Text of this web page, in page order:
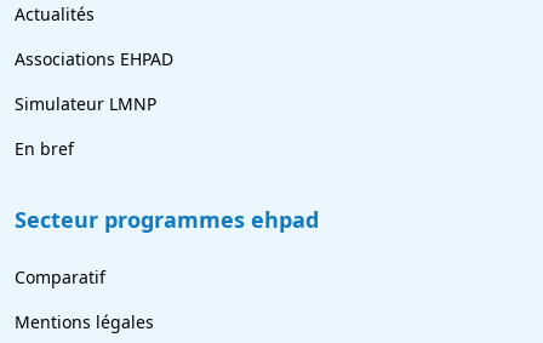
Actualités
Associations EHPAD
Simulateur LMNP
En bref
Secteur programmes ehpad
Comparatif
Mentions légales